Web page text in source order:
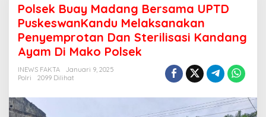
l
s
e
k
B
a
Polsek Buay Madang Bersama UPTD
PuskeswanKandu Melaksanakan
Penyemprotan Dan Sterilisasi Kandang
Ayam Di Mako Polsek
INEWS FAKTA
Januari 9, 2025
Polri
2099 Dilihat